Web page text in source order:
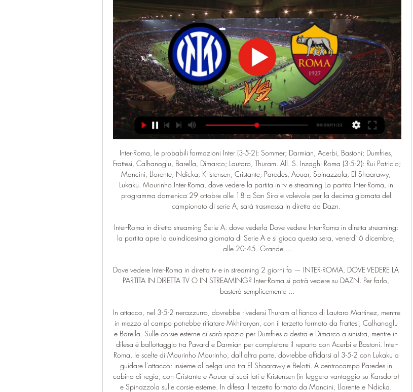
Inter-Roma, le probabili formazioni Inter (3-5-2): Sommer; Darmian, Acerbi, Bastoni; Dumfries,
Frattesi, Calhanoglu, Barella, Dimarco; Lautaro, Thuram. All. S. Inzaghi Roma (3-5-2): Rui Patricio;
Mancini, Llorente, Ndicka; Kristensen, Cristante, Paredes, Aouar, Spinazzola; El Shaarawy,
Lukaku. Mourinho Inter-Roma, dove vedere la partita in tv e streaming La partita Inter-Roma, in
programma domenica 29 ottobre alle 18 a San Siro e valevole per la decima giornata del
campionato di serie A, sarà trasmessa in diretta da Dazn.
Inter-Roma in diretta streaming Serie A: dove vederla Dove vedere Inter-Roma in diretta streaming:
la partita apre la quindicesima giornata di Serie A e si gioca questa sera, venerdì 6 dicembre,
alle 20:45. Grande ...
Dove vedere Inter-Roma in diretta tv e in streaming 2 giorni fa — INTER-ROMA, DOVE VEDERE LA
PARTITA IN DIRETTA TV O IN STREAMING? Inter-Roma si potrà vedere su DAZN. Per farlo,
basterà semplicemente ...
In attacco, nel 3-5-2 nerazzurro, dovrebbe rivedersi Thuram al fianco di Lautaro Martinez, mentre
in mezzo al campo potrebbe rifiatare Mkhitaryan, con il terzetto formato da Frattesi, Calhanoglu
e Barella. Sulle corsie esterne ci sarà spazio per Dumfries a destra e Dimarco a sinistra, mentre in
difesa è ballottaggio tra Pavard e Darmian per completare il reparto con Acerbi e Bastoni. Inter-
Roma, le scelte di Mourinho Mourinho, dall'altra parte, dovrebbe affidarsi al 3-5-2 con Lukaku a
guidare l'attacco: insieme al belga uno tra El Shaarawy e Belotti. A centrocampo Paredes in
cabina di regia, con Cristante e Aouar ai suoi lati e Kristensen (in leggero vantaggio su Karsdorp)
e Spinazzola sulle corsie esterne. In difesa il terzetto formato da Mancini, Llorente e Ndicka.